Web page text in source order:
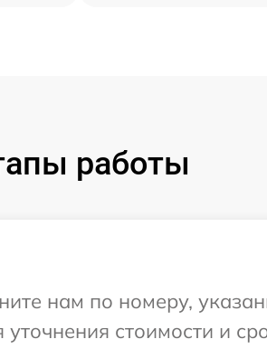
работы
нам по номеру,
стоимости и